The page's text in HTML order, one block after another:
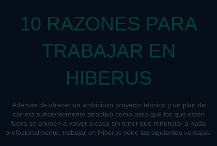
10 RAZONES PARA
TRABAJAR EN
HIBERUS
Además de ofrecer un ambicioso proyecto técnico y un plan de
carrera suficientemente atractivo como para que los que estén
fuera se animen a volver a casa sin tener que renunciar a nada
profesionalmente, trabajar en Hiberus tiene las siguientes ventajas: